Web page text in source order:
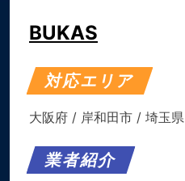
BUKAS
対応エリア
大阪府 / 岸和田市 / 埼玉県
業者紹介